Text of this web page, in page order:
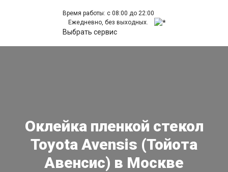
Время работы: с 08:00 до 22:00
Ежедневно, без выходных.
Выбрать сервис
Оклейка пленкой стекол
Toyota Avensis (Тойота
Авенсис) в Москве